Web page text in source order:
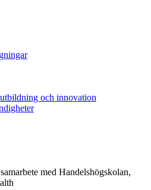
och innovation
med Handelshögskolan,